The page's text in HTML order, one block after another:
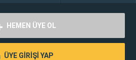
HEMEN ÜYE OL
ÜYE GİRİŞİ YAP